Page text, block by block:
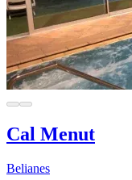
Cal Menut
Belianes